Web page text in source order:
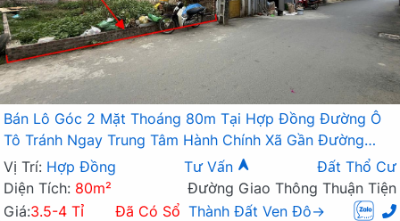
Bán Lô Góc 2 Mặt Thoáng 80m Tại Hợp Đồng Đường Ô
Tô Tránh Ngay Trung Tâm Hành Chính Xã Gần Đường
TL419
Vị Trí: Hợp Đồng Tư Vấn
Đất Thổ Cư
Diện Tích: 80m²
Đường Giao Thông Thuận Tiện
Giá:3.5-4 Tỉ Đã Có Sổ Thành Đất Ven Đô→